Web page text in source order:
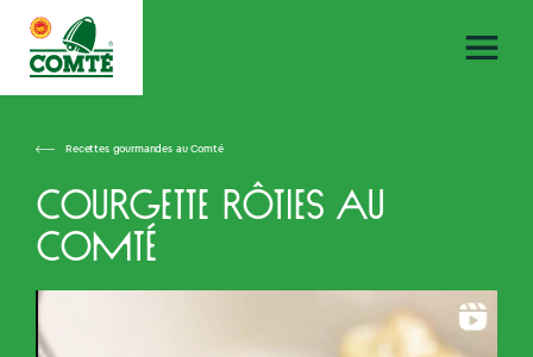
Recettes gourmandes au Comté
Courgette rôties au
Comté